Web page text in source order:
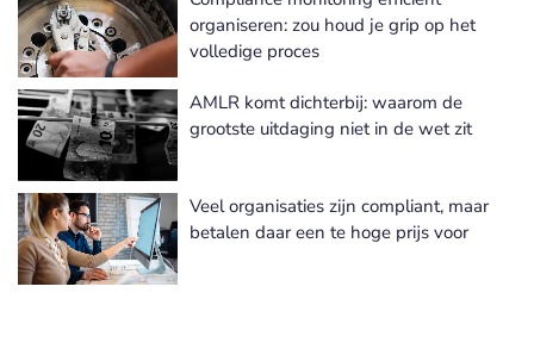
Meer Risk & Compliance nieuws
organiseren: zou houd je grip op het
volledige proces
AMLR komt dichterbij: waarom de
grootste uitdaging niet in de wet zit
Veel organisaties zijn compliant, maar
betalen daar een te hoge prijs voor